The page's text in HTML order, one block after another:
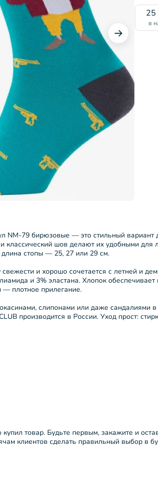
25
в
NM-79 бирюзовые — это стильный вариант
классический шов делают их удобными для
стопы — 25, 27 или 29 см.
и хорошо сочетается с летней и
и 3% эластана. Хлопок обеспечивает
— плотное прилегание.
слипонами или даже сандалиями в
производится в России. Уход прост:
купил товар. Будьте первым, закажите и
клиентов сделать правильный выбор в